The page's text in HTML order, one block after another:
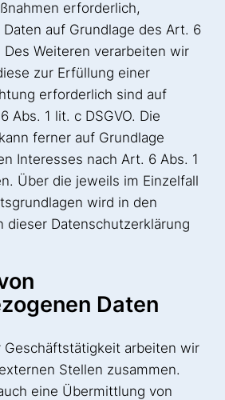
erforderlich,
auf Grundlage des Art. 6
Des Weiteren verarbeiten wir
zur Erfüllung einer
erforderlich sind auf
Abs. 1 lit. c DSGVO. Die
ferner auf Grundlage
Interesses nach Art. 6 Abs. 1
Über die jeweils im Einzelfall
wird in den
dieser Datenschutzerklärung
Daten
Geschäftstätigkeit arbeiten wir
Stellen zusammen.
eine Übermittlung von